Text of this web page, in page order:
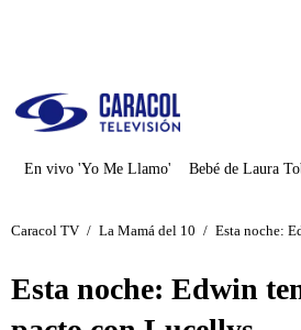
En vivo 'Yo Me Llamo' Bebé de Laura
Caracol TV / La Mamá del 10 / Esta noche:
Esta noche: Edwin